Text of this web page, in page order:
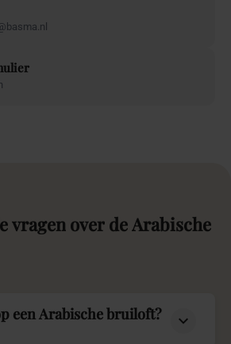
vragen over deArabische
een Arabische bruiloft?